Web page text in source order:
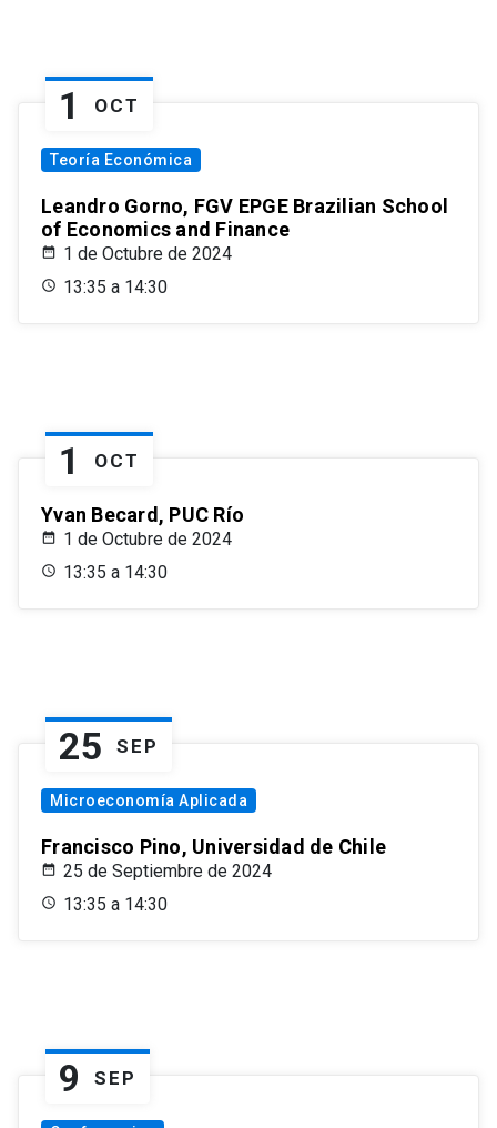
1 OCT
Teoría Económica
Leandro Gorno, FGV EPGE Brazilian School
of Economics and Finance
1 de Octubre de 2024
13:35 a 14:30
1 OCT
Yvan Becard, PUC Río
1 de Octubre de 2024
13:35 a 14:30
25 SEP
Microeconomía Aplicada
Francisco Pino, Universidad de Chile
25 de Septiembre de 2024
13:35 a 14:30
9 SEP